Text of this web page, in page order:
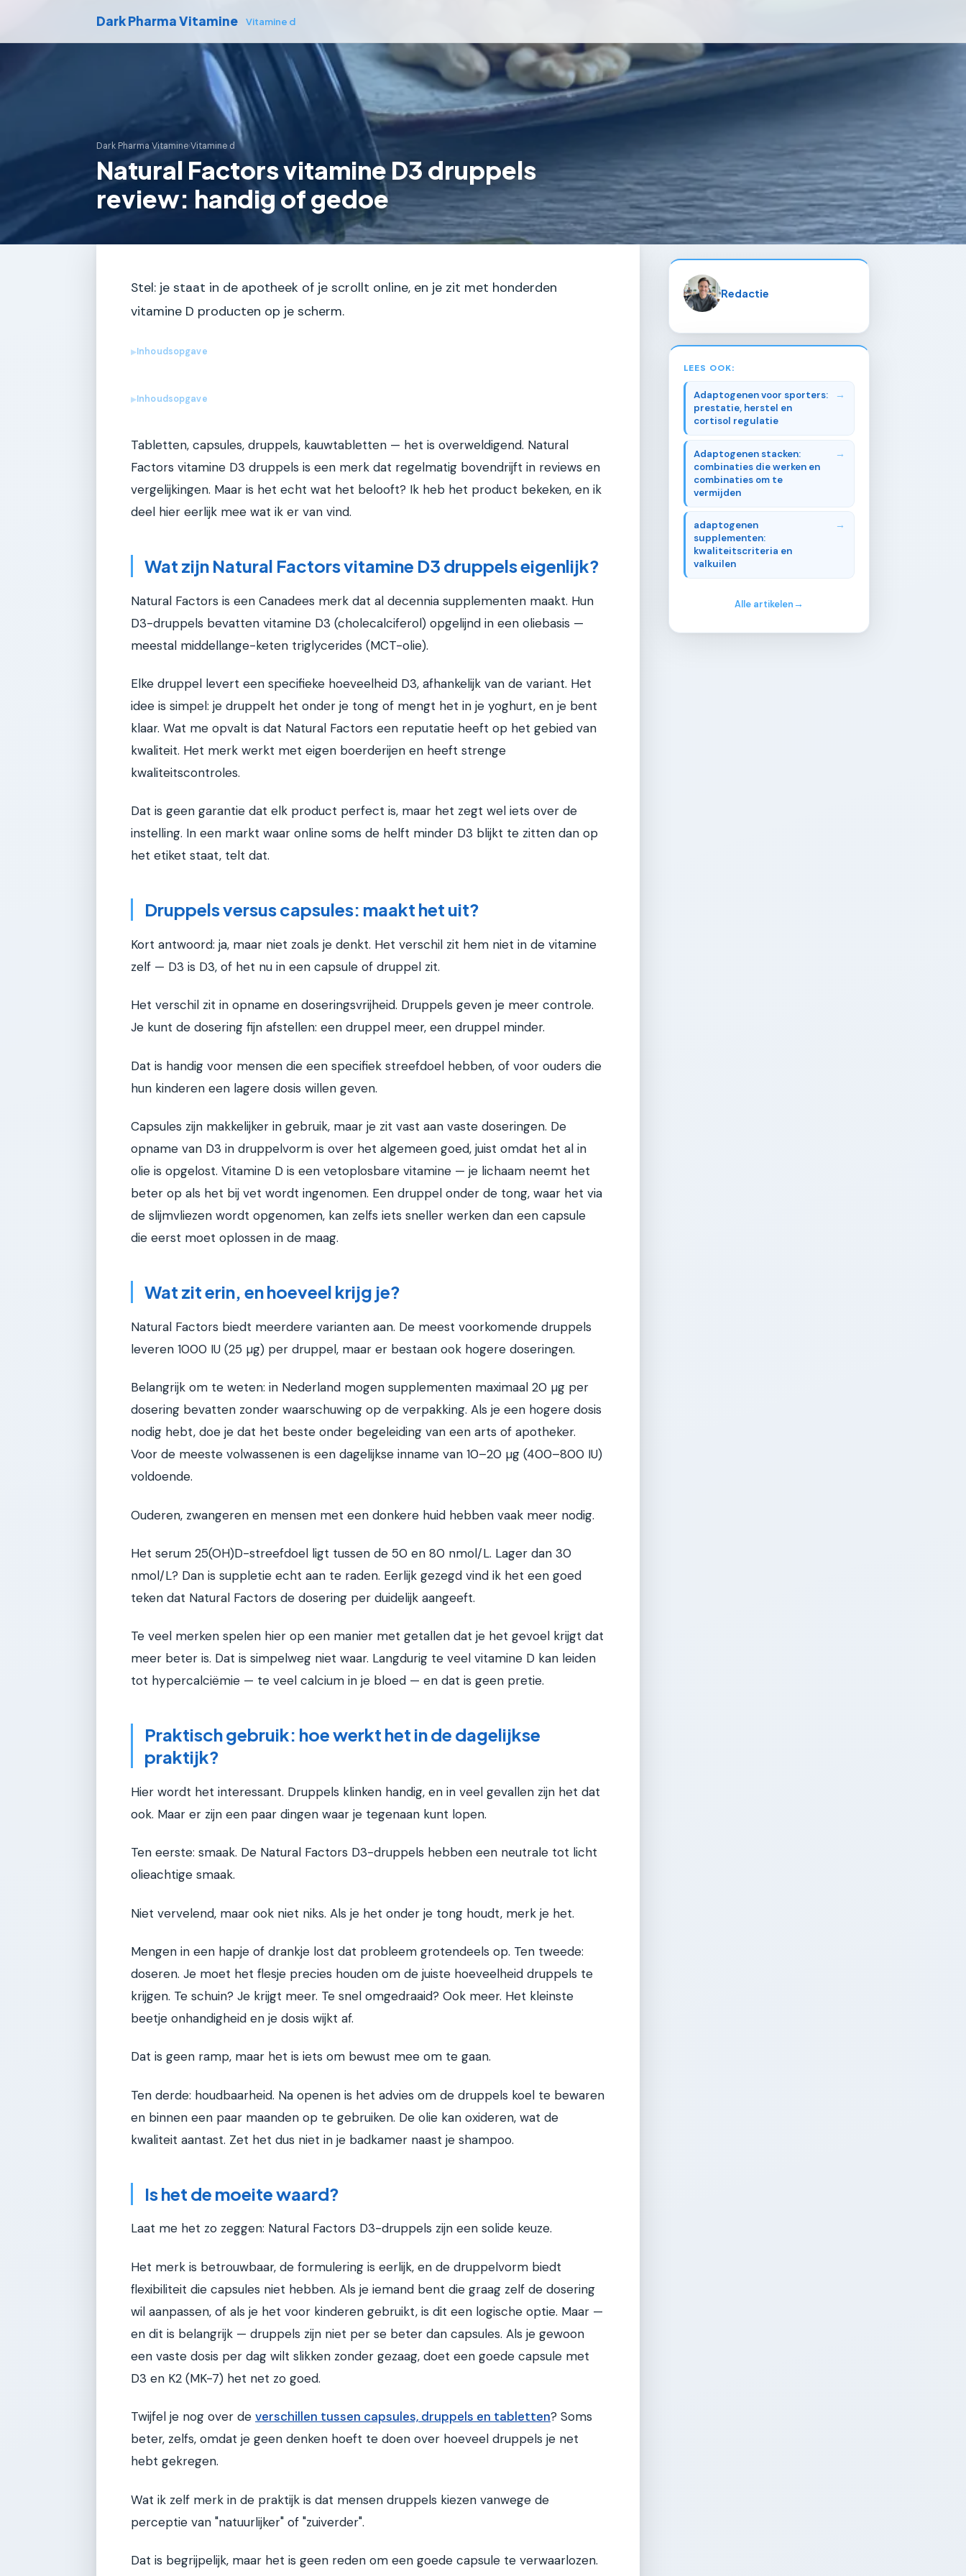
Dark Pharma Vitamine Vitamine d
Dark Pharma Vitamine›Vitamine d
Natural Factors vitamine D3 druppels
review: handig of gedoe
Stel: je staat in de apotheek of je scrollt online, en je zit met honderden
vitamine D producten op je scherm.
▶Inhoudsopgave
▶Inhoudsopgave
Tabletten, capsules, druppels, kauwtabletten — het is overweldigend. Natural
Factors vitamine D3 druppels is een merk dat regelmatig bovendrijft in reviews en
vergelijkingen. Maar is het echt wat het belooft? Ik heb het product bekeken, en ik
deel hier eerlijk mee wat ik er van vind.
Wat zijn Natural Factors vitamine D3 druppels eigenlijk?
Natural Factors is een Canadees merk dat al decennia supplementen maakt. Hun
D3-druppels bevatten vitamine D3 (cholecalciferol) opgelijnd in een oliebasis —
meestal middellange-keten triglycerides (MCT-olie).
Elke druppel levert een specifieke hoeveelheid D3, afhankelijk van de variant. Het
idee is simpel: je druppelt het onder je tong of mengt het in je yoghurt, en je bent
klaar. Wat me opvalt is dat Natural Factors een reputatie heeft op het gebied van
kwaliteit. Het merk werkt met eigen boerderijen en heeft strenge
kwaliteitscontroles.
Dat is geen garantie dat elk product perfect is, maar het zegt wel iets over de
instelling. In een markt waar online soms de helft minder D3 blijkt te zitten dan op
het etiket staat, telt dat.
Druppels versus capsules: maakt het uit?
Kort antwoord: ja, maar niet zoals je denkt. Het verschil zit hem niet in de vitamine
zelf — D3 is D3, of het nu in een capsule of druppel zit.
Het verschil zit in opname en doseringsvrijheid. Druppels geven je meer controle.
Je kunt de dosering fijn afstellen: een druppel meer, een druppel minder.
Dat is handig voor mensen die een specifiek streefdoel hebben, of voor ouders die
hun kinderen een lagere dosis willen geven.
Capsules zijn makkelijker in gebruik, maar je zit vast aan vaste doseringen. De
opname van D3 in druppelvorm is over het algemeen goed, juist omdat het al in
olie is opgelost. Vitamine D is een vetoplosbare vitamine — je lichaam neemt het
beter op als het bij vet wordt ingenomen. Een druppel onder de tong, waar het via
de slijmvliezen wordt opgenomen, kan zelfs iets sneller werken dan een capsule
die eerst moet oplossen in de maag.
Wat zit erin, en hoeveel krijg je?
Natural Factors biedt meerdere varianten aan. De meest voorkomende druppels
leveren 1000 IU (25 µg) per druppel, maar er bestaan ook hogere doseringen.
Belangrijk om te weten: in Nederland mogen supplementen maximaal 20 µg per
dosering bevatten zonder waarschuwing op de verpakking. Als je een hogere dosis
nodig hebt, doe je dat het beste onder begeleiding van een arts of apotheker.
Voor de meeste volwassenen is een dagelijkse inname van 10–20 µg (400–800 IU)
voldoende.
Ouderen, zwangeren en mensen met een donkere huid hebben vaak meer nodig.
Het serum 25(OH)D-streefdoel ligt tussen de 50 en 80 nmol/L. Lager dan 30
nmol/L? Dan is suppletie echt aan te raden. Eerlijk gezegd vind ik het een goed
teken dat Natural Factors de dosering per duidelijk aangeeft.
Te veel merken spelen hier op een manier met getallen dat je het gevoel krijgt dat
meer beter is. Dat is simpelweg niet waar. Langdurig te veel vitamine D kan leiden
tot hypercalciëmie — te veel calcium in je bloed — en dat is geen pretie.
Praktisch gebruik: hoe werkt het in de dagelijkse
praktijk?
Hier wordt het interessant. Druppels klinken handig, en in veel gevallen zijn het dat
ook. Maar er zijn een paar dingen waar je tegenaan kunt lopen.
Ten eerste: smaak. De Natural Factors D3-druppels hebben een neutrale tot licht
olieachtige smaak.
Niet vervelend, maar ook niet niks. Als je het onder je tong houdt, merk je het.
Mengen in een hapje of drankje lost dat probleem grotendeels op. Ten tweede:
doseren. Je moet het flesje precies houden om de juiste hoeveelheid druppels te
krijgen. Te schuin? Je krijgt meer. Te snel omgedraaid? Ook meer. Het kleinste
beetje onhandigheid en je dosis wijkt af.
Dat is geen ramp, maar het is iets om bewust mee om te gaan.
Ten derde: houdbaarheid. Na openen is het advies om de druppels koel te bewaren
en binnen een paar maanden op te gebruiken. De olie kan oxideren, wat de
kwaliteit aantast. Zet het dus niet in je badkamer naast je shampoo.
Is het de moeite waard?
Laat me het zo zeggen: Natural Factors D3-druppels zijn een solide keuze.
Het merk is betrouwbaar, de formulering is eerlijk, en de druppelvorm biedt
flexibiliteit die capsules niet hebben. Als je iemand bent die graag zelf de dosering
wil aanpassen, of als je het voor kinderen gebruikt, is dit een logische optie. Maar —
en dit is belangrijk — druppels zijn niet per se beter dan capsules. Als je gewoon
een vaste dosis per dag wilt slikken zonder gezaag, doet een goede capsule met
D3 en K2 (MK-7) het net zo goed.
Twijfel je nog over de verschillen tussen capsules, druppels en tabletten? Soms
beter, zelfs, omdat je geen denken hoeft te doen over hoeveel druppels je net
hebt gekregen.
Wat ik zelf merk in de praktijk is dat mensen druppels kiezen vanwege de
perceptie van "natuurlijker" of "zuiverder".
Dat is begrijpelijk, maar het is geen reden om een goede capsule te verwaarlozen.
Redactie
LEES OOK:
Adaptogenen voor sporters:
prestatie, herstel en
cortisol regulatie
Adaptogenen stacken:
combinaties die werken en
combinaties om te
vermijden
adaptogenen
supplementen:
kwaliteitscriteria en
valkuilen
Alle artikelen